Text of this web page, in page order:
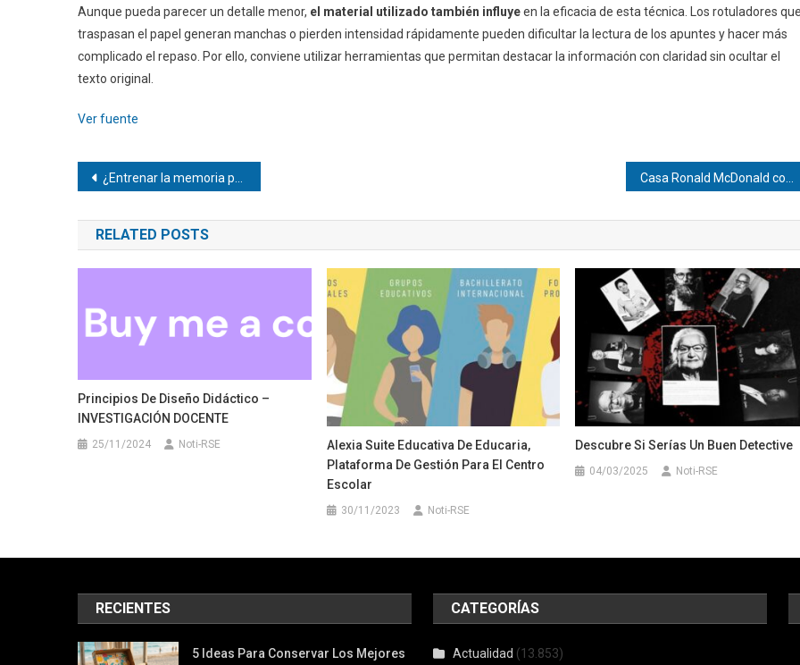
Aunque pueda parecer un detalle menor, el material utilizado también influyeen la eficacia de esta técnica. Los rotuladores
traspasan el papel generan manchas o pierden intensidad rápidamente pueden dificultar la lectura de los apuntes y hacer más
complicado el repaso. Por ello, conviene utilizar herramientas que permitan destacar la información con claridad sin ocultar el
texto original.
Ver fuente
Navegación
de
entradas
¿Entrenar la memoria previene de enfermedades neurodegenerativas?
RELATED POSTS
Principios De Diseño Didáctico –
INVESTIGACIÓN DOCENTE
25/11/2024 Noti-RSE
Alexia Suite Educativa De Educaria,
Plataforma De Gestión Para El Centro
Escolar
30/11/2023 Noti-RSE
Descubre Si Serías Un Buen Detective
04/03/2025 Noti-RSE
RECIENTES
5 Ideas Para Conservar Los Mejores
CATEGORÍAS
Actualidad (13.853)